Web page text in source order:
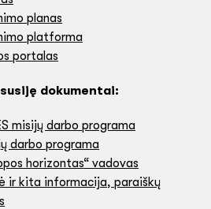
planas
platforma
portalas
dokumentai:
misijų darbo programa
darbo programa
horizontas“ vadovas
ir kita informacija, paraiškų